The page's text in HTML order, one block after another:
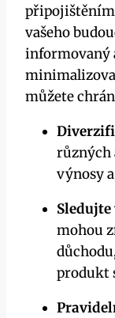
vašeho
informovaný
můžete
různých
výnosy
mohou
produkt